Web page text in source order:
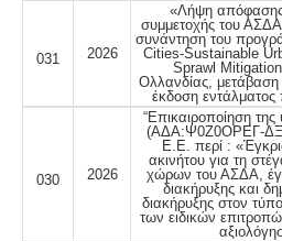
031 2026
«Λήψη απόφασης
συμμετοχής του ΑΣΔΑ
συνάντηση του
Cities-Sustainable
Sprawl
Ολλανδίας,
έκδοση
030 2026
“Επικαιροποίηση
(ΑΔΑ:Ψ0Ζ0ΟΡΕΓ-
Ε.Ε. περί :
ακινήτου για τη
χώρων του ΑΣΔΑ,
διακήρυξης και
διακήρυξης στον
των ειδικών